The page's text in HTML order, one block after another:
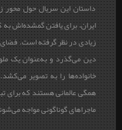
داستان این سریال حول
ایران، برای یافتن گمشده‌اش
زیادی در نظر گرفته است.
دین می‌گذرد و به‌عنوان یک
خانواده‌ها را به تصویر
همگی عالمانی هستند که برای
ماجراهای گوناگونی مواجه